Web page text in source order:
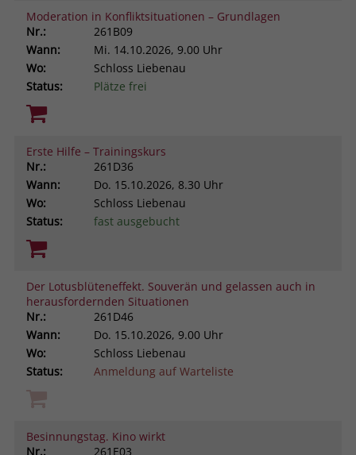
Moderation in Konfliktsituationen – Grundlagen
Nr.:
261B09
Wann:
Mi. 14.10.2026, 9.00 Uhr
Wo:
Schloss Liebenau
Status:
Plätze frei
Erste Hilfe – Trainingskurs
Nr.:
261D36
Wann:
Do. 15.10.2026, 8.30 Uhr
Wo:
Schloss Liebenau
Status:
fast ausgebucht
Der Lotusblüteneffekt. Souverän und gelassen auch in
herausfordernden Situationen
Nr.:
261D46
Wann:
Do. 15.10.2026, 9.00 Uhr
Wo:
Schloss Liebenau
Status:
Anmeldung auf Warteliste
Besinnungstag. Kino wirkt
Nr.:
261E03